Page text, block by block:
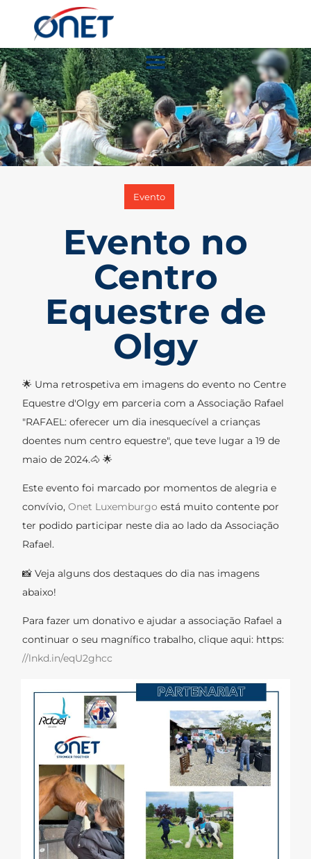
Evento
Evento no
Centro
Equestre de
Olgy
🌟 Uma retrospetiva em imagens do evento no Centre
Equestre d'Olgy em parceria com a Associação Rafael
"RAFAEL: oferecer um dia inesquecível a crianças
doentes num centro equestre", que teve lugar a 19 de
maio de 2024.🐴 🌟
Este evento foi marcado por momentos de alegria e
convívio, Onet Luxemburgo está muito contente por
ter podido participar neste dia ao lado da Associação
Rafael.
📸 Veja alguns dos destaques do dia nas imagens
abaixo!
Para fazer um donativo e ajudar a associação Rafael a
continuar o seu magnífico trabalho, clique aqui: https:
//lnkd.in/eqU2ghcc